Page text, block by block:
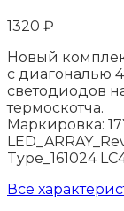
1320 ₽
Новый
с диагональю
светодиодов
термоскотча.
Маркировка:
Type_161024
Все